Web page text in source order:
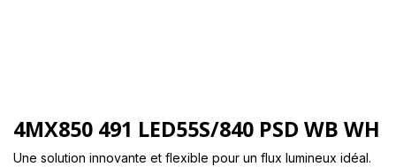
4MX850 491 LED55S/840 PSD WB WH
Une solution innovante et flexible pour un flux lumineux idéal.